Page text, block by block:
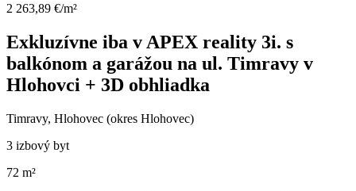
2 263,89 €/m²
Exkluzívne iba v APEX reality 3i. s
balkónom a garážou na ul. Timravy v
Hlohovci + 3D obhliadka
Timravy, Hlohovec (okres Hlohovec)
3 izbový byt
72 m²